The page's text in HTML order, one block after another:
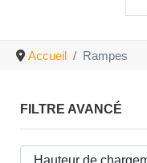
Accueil Rampes
FILTRE AVANCÉ